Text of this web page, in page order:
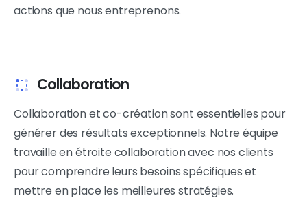
actions que nous entreprenons.
Collaboration
Collaboration et co-création sont essentielles pour
générer des résultats exceptionnels. Notre équipe
travaille en étroite collaboration avec nos clients
pour comprendre leurs besoins spécifiques et
mettre en place les meilleures stratégies.